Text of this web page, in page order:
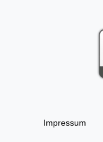
Impressum